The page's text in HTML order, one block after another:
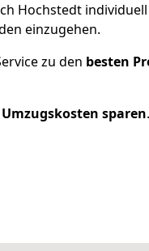
Hochstedt
einzugehen.
zu den besten
Umzugskosten sparen.